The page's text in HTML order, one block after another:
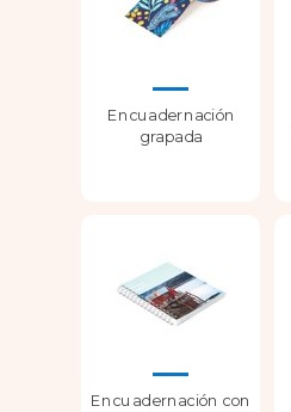
Encuadernación
grapada
Encuadernación con